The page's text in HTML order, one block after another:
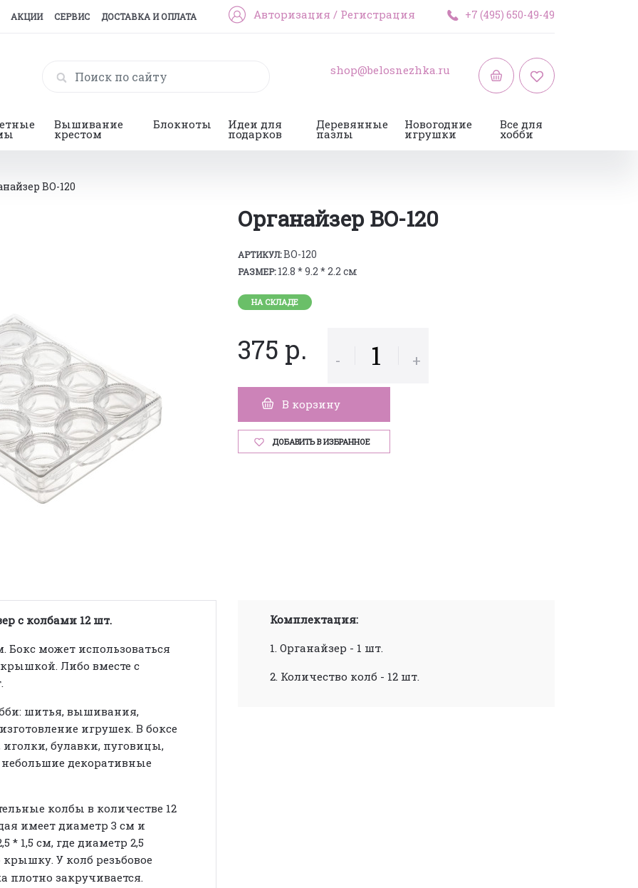
АКЦИИ СЕРВИС ДОСТАВКА И ОПЛАТА Авторизация / Регистрация +7 (495) 650-49-49
shop@belosnezhka.ru
Вышивание
крестом
Блокноты Идеи для
подарков
Деревянные
пазлы
Новогодние
игрушки
Все для
хобби
BO-120
Органайзер BO-120
АРТИКУЛ:BO-120
РАЗМЕР:12.8 * 9.2 * 2.2 см
НА СКЛАДЕ
375 р. - +
В корзину
ДОБАВИТЬ В ИЗБРАННОЕ
с колбами 12 шт.
Бокс может использоваться
Либо вместе с
шитья, вышивания,
игрушек. В боксе
булавки, пуговицы,
декоративные
колбы в количестве 12
имеет диаметр 3 см и
* 1,5 см, где диаметр 2,5
У колб резьбовое
плотно закручивается.
Комплектация:
1. Органайзер - 1 шт.
2. Количество колб - 12 шт.